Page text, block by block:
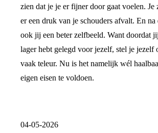
zien dat je je er fijner door gaat voelen. Je
er een druk van je schouders afvalt. En
ook jij een beter zelfbeeld. Want doordat
lager hebt gelegd voor jezelf, stel je jezelf
vaak teleur. Nu is het namelijk wél
eigen eisen te voldoen.
04-05-2026